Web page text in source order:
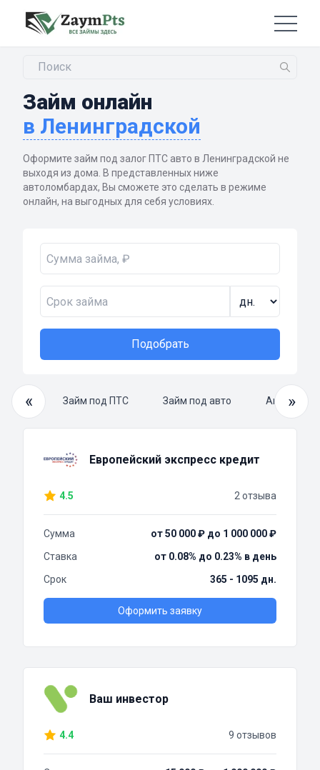
Займ онлайн
в Ленинградской
Оформите займ под залог ПТС авто в Ленинградской не
выходя из дома. В представленных ниже
автоломбардах, Вы сможете это сделать в режиме
онлайн, на выгодных для себя условиях.
Подобрать
«
займ Займ под ПТС Займ под авто »
Европейский экспресс кредит
4.5 2 отзыва
Сумма
от 50 000 ₽ до 1 000 000 ₽
Ставка
от 0.08% до 0.23% в день
Срок
365 - 1095 дн.
Оформить заявку
Ваш инвестор
4.4 9 отзывов